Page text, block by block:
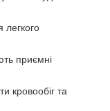
легкого
приємні
кровообіг та